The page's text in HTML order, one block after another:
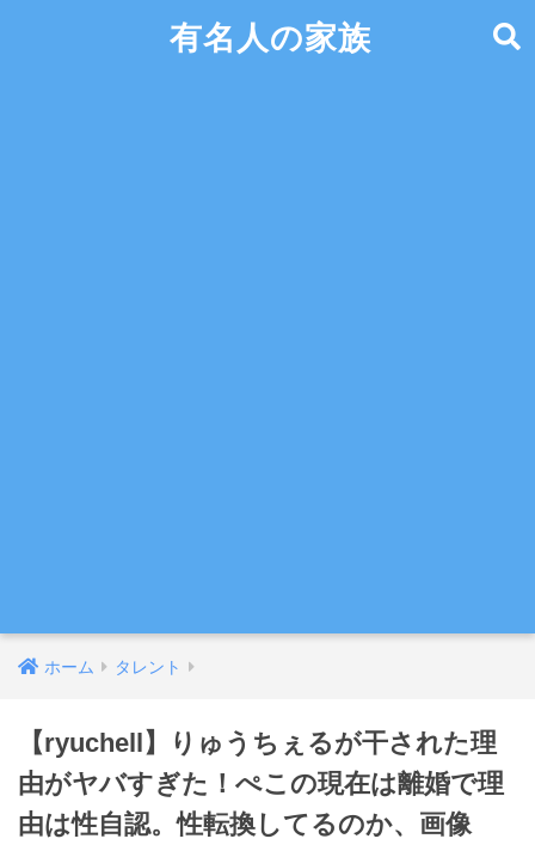
有名人の家族
ホーム タレント
【ryuchell】りゅうちぇるが干された理
由がヤバすぎた！ぺこの現在は離婚で理
由は性自認。性転換してるのか、画像